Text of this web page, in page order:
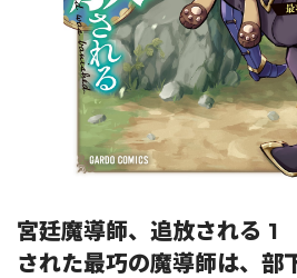
コミックガルド
宮廷魔導師、追放される
された最巧の魔導師は、部